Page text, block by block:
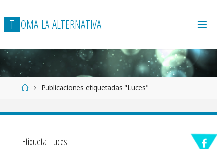
T OMA LAALTERNATIVA
Página
Inicio
Publicaciones etiquetadas "Luces"
Etiqueta: Luces